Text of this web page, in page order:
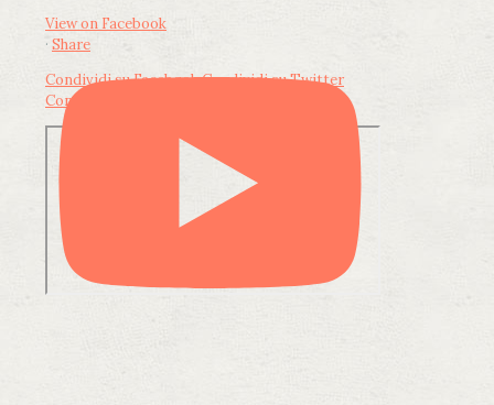
View on Facebook
· Share
Condividi su FacebookCondividi su Twitter
Condividi su LinkedIn